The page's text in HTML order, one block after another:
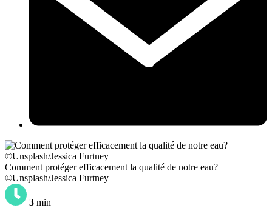
Comment protéger efficacement la qualité de notre eau?
©Unsplash/Jessica Furtney
3 min